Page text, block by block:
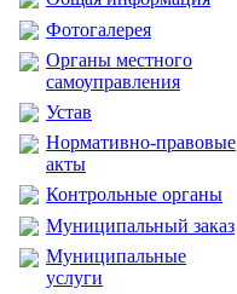
Фотогалерея
Органы местного
самоуправления
Устав
Нормативно-правовые
акты
Контрольные органы
Муниципальный заказ
Муниципальные
услуги